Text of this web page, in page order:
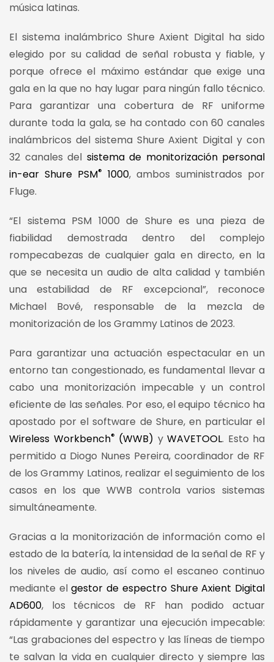
música latinas.
El sistema inalámbrico Shure Axient Digital ha sido
elegido por su calidad de señal robusta y fiable, y
porque ofrece el máximo estándar que exige una
gala en la que no hay lugar para ningún fallo técnico.
Para garantizar una cobertura de RF uniforme
durante toda la gala, se ha contado con 60 canales
inalámbricos del sistema Shure Axient Digital y con
32 canales del sistema de monitorización personal
in-ear Shure PSM® 1000, ambos suministrados por
Fluge.
“El sistema PSM 1000 de Shure es una pieza de
fiabilidad demostrada dentro del complejo
rompecabezas de cualquier gala en directo, en la
que se necesita un audio de alta calidad y también
una estabilidad de RF excepcional”, reconoce
Michael Bové, responsable de la mezcla de
monitorización de los Grammy Latinos de 2023.
Para garantizar una actuación espectacular en un
entorno tan congestionado, es fundamental llevar a
cabo una monitorización impecable y un control
eficiente de las señales. Por eso, el equipo técnico ha
apostado por el software de Shure, en particular el
Wireless Workbench® (WWB) y WAVETOOL. Esto ha
permitido a Diogo Nunes Pereira, coordinador de RF
de los Grammy Latinos, realizar el seguimiento de los
casos en los que WWB controla varios sistemas
simultáneamente.
Gracias a la monitorización de información como el
estado de la batería, la intensidad de la señal de RF y
los niveles de audio, así como el escaneo continuo
mediante elgestor de espectro Shure Axient Digital
AD600, los técnicos de RF han podido actuar
rápidamente y garantizar una ejecución impecable:
“Las grabaciones del espectro y las líneas de tiempo
te salvan la vida en cualquier directo y siempre las